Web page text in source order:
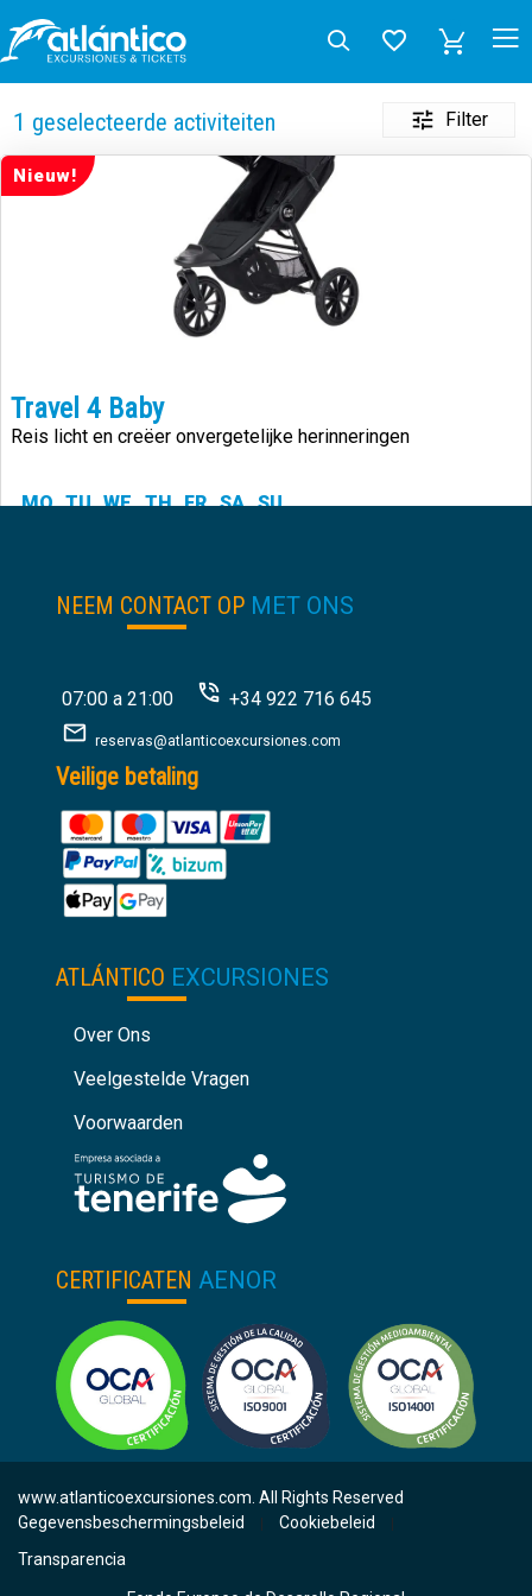
1 geselecteerde activiteiten Filter
Nieuw!
Travel 4 Baby
Reis licht en creëer onvergetelijke herinneringen
MO TU WE TH FR SA SU
NEEM CONTACT OP MET ONS
07:00 a 21:00 +34 922 716 645
reservas@atlanticoexcursiones.com
Veilige betaling
ATLÁNTICO EXCURSIONES
Over Ons
Veelgestelde Vragen
Voorwaarden
CERTIFICATEN AENOR
www.atlanticoexcursiones.com. All Rights Reserved
Gegevensbeschermingsbeleid
| Cookiebeleid |
Transparencia